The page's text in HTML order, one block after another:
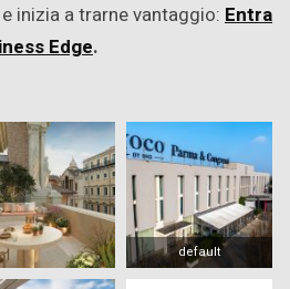
inizia a trarne vantaggio: Entra
Edge.
default